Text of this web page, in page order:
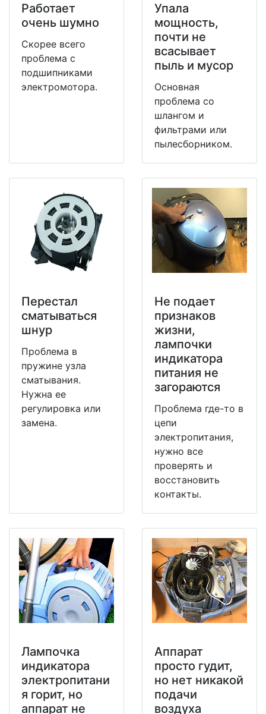
Работает
очень шумно
Скорее всего
проблема с
подшипниками
электромотора.
Упала
мощность,
почти не
всасывает
пыль и мусор
Основная
проблема со
шлангом и
фильтрами или
пылесборником.
Перестал
сматываться
шнур
Проблема в
пружине узла
сматывания.
Нужна ее
регулировка или
замена.
Не подает
признаков
жизни,
лампочки
индикатора
питания не
загораются
Проблема где-то в
цепи
электропитания,
нужно все
проверять и
восстановить
контакты.
Лампочка
индикатора
электропитани
я горит, но
аппарат не
Аппарат
просто гудит,
но нет никакой
подачи
воздуха